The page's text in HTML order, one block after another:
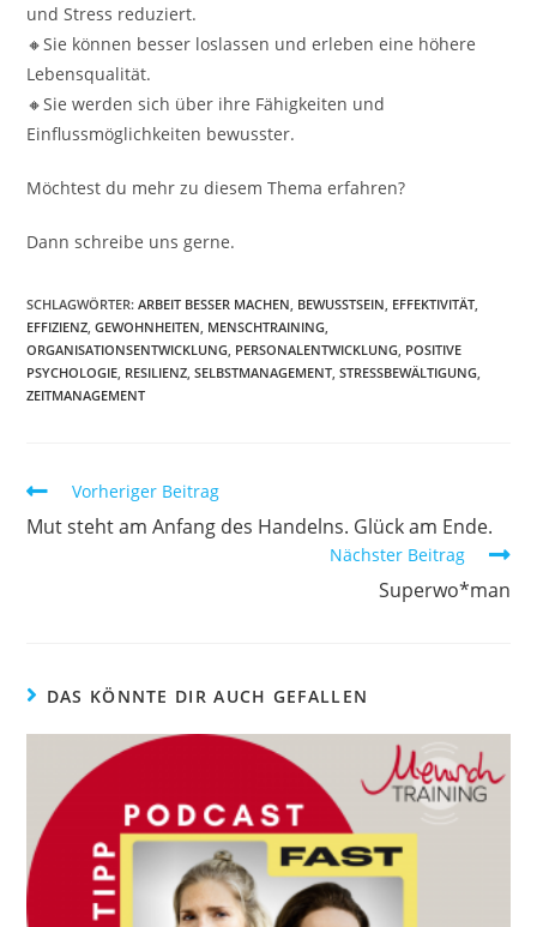
und Stress reduziert.
🔸Sie können besser loslassen und erleben eine höhere
Lebensqualität.
🔸Sie werden sich über ihre Fähigkeiten und
Einflussmöglichkeiten bewusster.
Möchtest du mehr zu diesem Thema erfahren?
Dann schreibe uns gerne.
SCHLAGWÖRTER:ARBEIT BESSER MACHEN, BEWUSSTSEIN, EFFEKTIVITÄT,
EFFIZIENZ, GEWOHNHEITEN, MENSCHTRAINING,
ORGANISATIONSENTWICKLUNG, PERSONALENTWICKLUNG, POSITIVE
PSYCHOLOGIE, RESILIENZ, SELBSTMANAGEMENT, STRESSBEWÄLTIGUNG,
ZEITMANAGEMENT
Weitere
ansehen
Vorheriger Beitrag
Mut steht am Anfang des Handelns. Glück am Ende.
Nächster Beitrag
Superwo*man
DAS KÖNNTE DIR AUCH GEFALLEN